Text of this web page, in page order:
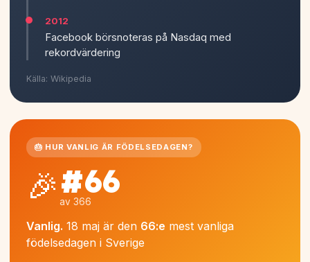
2012
Facebook börsnoteras på Nasdaq med
rekordvärdering
Källa: Wikipedia
🎂 HUR VANLIG ÄR FÖDELSEDAGEN?
🎉#66
av 366
Vanlig. 18 maj är den 66:e mest vanliga
födelsedagen i Sverige